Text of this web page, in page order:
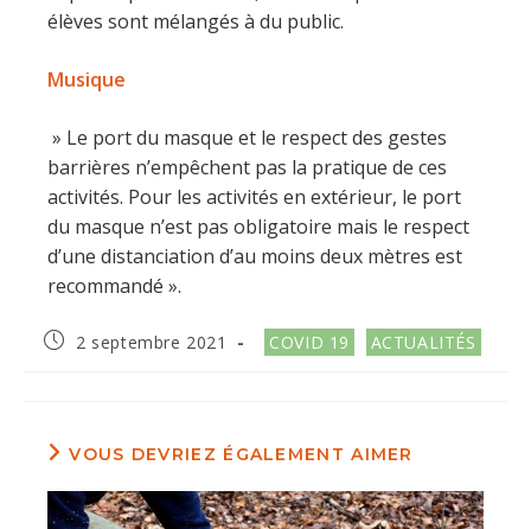
élèves sont mélangés à du public.
Musique
» Le port du masque et le respect des gestes
barrières n’empêchent pas la pratique de ces
activités. Pour les activités en extérieur, le port
du masque n’est pas obligatoire mais le respect
d’une distanciation d’au moins deux mètres est
recommandé ».
Publication
2 septembre 2021
Post
category:
COVID 19 ACTUALITÉS
VOUS DEVRIEZ ÉGALEMENT AIMER